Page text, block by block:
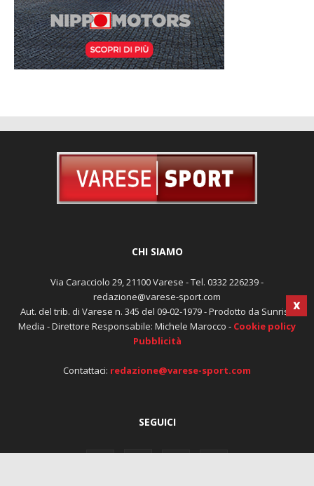
X
Via Caracciolo 29, 21100 Varese - Tel. 0332 226239 -
Aut. del trib. di Varese n. 345 del 09-02-1979 - Prodotto da Sunrise
Media - Direttore Responsabile: Michele Marocco -
Cookie policy
Pubblicità
redazione@varese-sport.com